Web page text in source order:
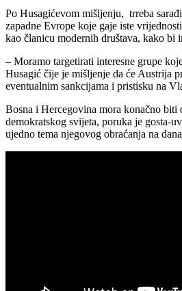
Po Husagićevom mišljenju, trreba
zapadne Evrope koje gaje iste
kao članicu modernih društava, kako bi
– Moramo targetirati interesne grupe
Husagić čije je mišljenje da će Austrija
eventualnim sankcijama i pristisku na
Bosna i Hercegovina mora konačno biti
demokratskog svijeta, poruka je gosta-
ujedno tema njegovog obraćanja na